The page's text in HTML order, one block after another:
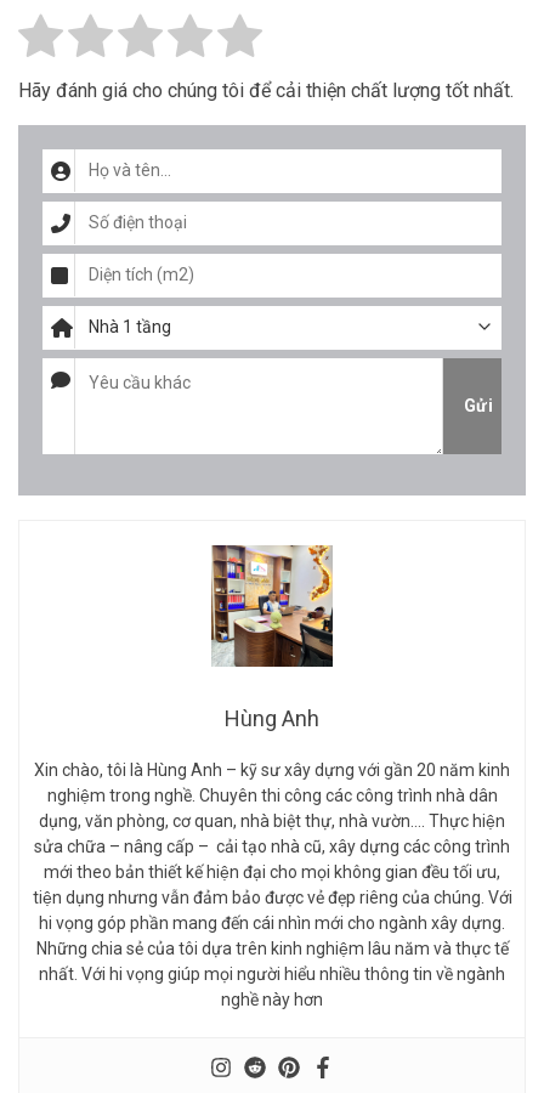
Hãy đánh giá cho chúng tôi để cải thiện chất lượng tốt nhất.
Hùng Anh
Xin chào, tôi là Hùng Anh – kỹ sư xây dựng với gần 20 năm kinh
nghiệm trong nghề. Chuyên thi công các công trình nhà dân
dụng, văn phòng, cơ quan, nhà biệt thự, nhà vườn…. Thực hiện
sửa chữa – nâng cấp – cải tạo nhà cũ, xây dựng các công trình
mới theo bản thiết kế hiện đại cho mọi không gian đều tối ưu,
tiện dụng nhưng vẫn đảm bảo được vẻ đẹp riêng của chúng. Với
hi vọng góp phần mang đến cái nhìn mới cho ngành xây dựng.
Những chia sẻ của tôi dựa trên kinh nghiệm lâu năm và thực tế
nhất. Với hi vọng giúp mọi người hiểu nhiều thông tin về ngành
nghề này hơn